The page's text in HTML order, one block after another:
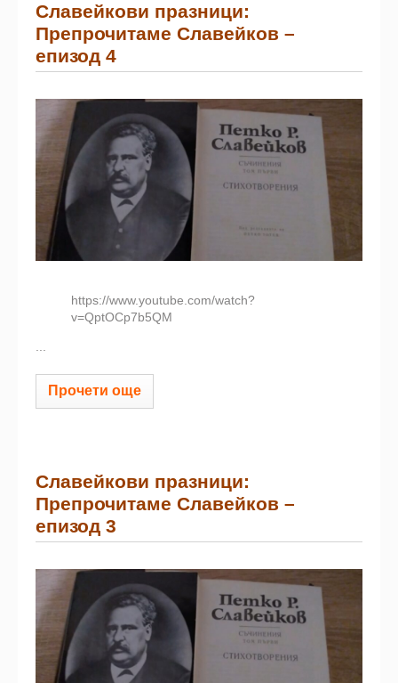
Славейкови празници:
Препрочитаме Славейков –
eпизод 4
https://www.youtube.com/watch?
v=QptOCp7b5QM
Прочети още
Славейкови празници:
Препрочитаме Славейков –
eпизод 3